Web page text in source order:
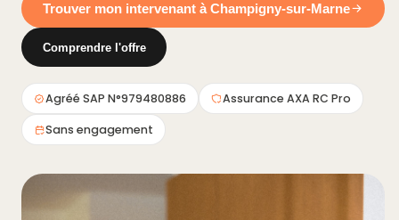
Trouver mon intervenant à Champigny-sur-Marne
Comprendre l'offre
Agréé SAP N°979480886 Assurance AXA RC Pro
Sans engagement